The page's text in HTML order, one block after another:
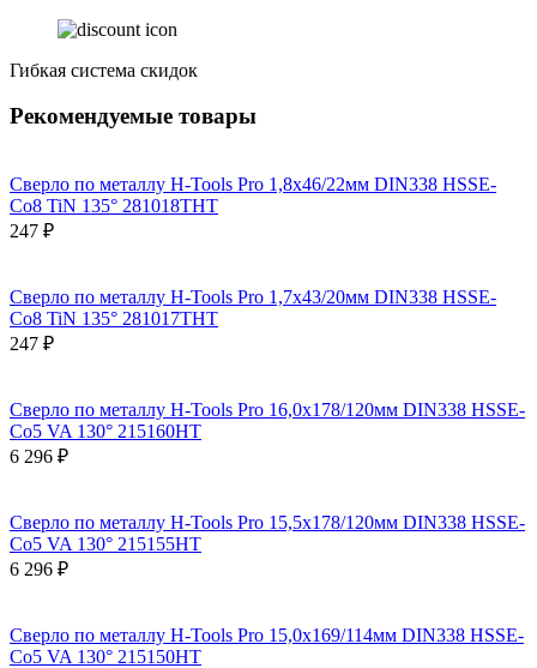
Гибкая система скидок
Рекомендуемые товары
Сверло по металлу H-Tools Pro 1,8x46/22мм DIN338 HSSE-
Co8 TiN 135° 281018THT
247 ₽
Сверло по металлу H-Tools Pro 1,7x43/20мм DIN338 HSSE-
Co8 TiN 135° 281017THT
247 ₽
Сверло по металлу H-Tools Pro 16,0x178/120мм DIN338 HSSE-
Co5 VA 130° 215160HT
6 296 ₽
Сверло по металлу H-Tools Pro 15,5x178/120мм DIN338 HSSE-
Co5 VA 130° 215155HT
6 296 ₽
Сверло по металлу H-Tools Pro 15,0x169/114мм DIN338 HSSE-
Co5 VA 130° 215150HT